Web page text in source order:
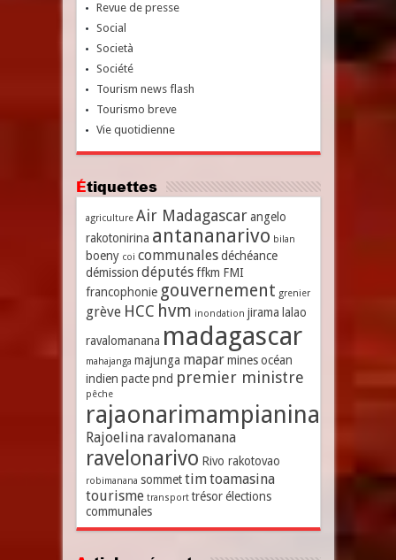
Revue de presse
Social
Società
Société
Tourism news flash
Tourismo breve
Vie quotidienne
Étiquettes
agriculture Air Madagascar angelo
rakotonirina antananarivo bilan
boeny coi communales déchéance
démission députés ffkm FMI
francophonie gouvernement grenier
grève HCC hvm inondation jirama lalao
ravalomanana madagascar
mahajanga majunga mapar mines océan
indien pacte pnd premier ministre
pêche
rajaonarimampianina
Rajoelina ravalomanana
ravelonarivo Rivo rakotovao
robimanana sommet timtoamasina
tourisme transport trésor élections
communales